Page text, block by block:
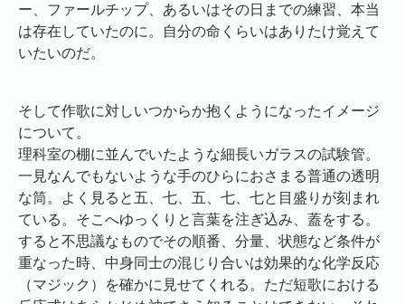
ー、ファールチップ、あるいはその日までの練習、本当
は存在していたのに。自分の命くらいはありたけ覚えて
いたいのだ。
そして作歌に対しいつからか抱くようになったイメージ
について。
理科室の棚に並んでいたような細長いガラスの試験管。
一見なんでもないような手のひらにおさまる普通の透明
な筒。よく見ると五、七、五、七、七と目盛りが刻まれ
ている。そこへゆっくりと言葉を注ぎ込み、蓋をする。
すると不思議なものでその順番、分量、状態など条件が
重なった時、中身同士の混じり合いは効果的な化学反応
（マジック）を確かに見せてくれる。ただ短歌における